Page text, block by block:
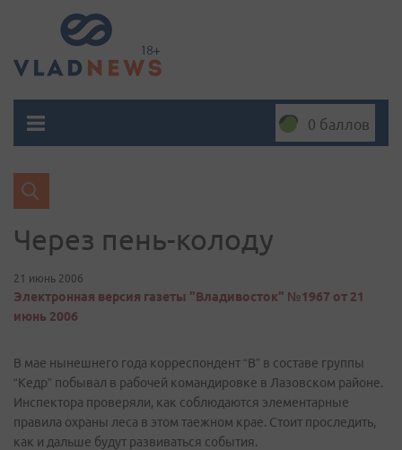
0 баллов
Через пень-колоду
21 июнь 2006
Электронная версия газеты "Владивосток" №1967 от 21
июнь 2006
В мае нынешнего года корреспондент “В” в составе группы
“Кедр” побывал в рабочей командировке в Лазовском районе.
Инспектора проверяли, как соблюдаются элементарные
правила охраны леса в этом таежном крае. Стоит проследить,
как и дальше будут развиваться события.